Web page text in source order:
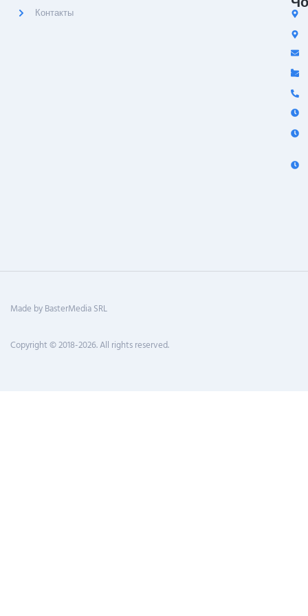
Контакты
Made by BasterMedia SRL
Copyright © 2018-2026. All rights reserved.